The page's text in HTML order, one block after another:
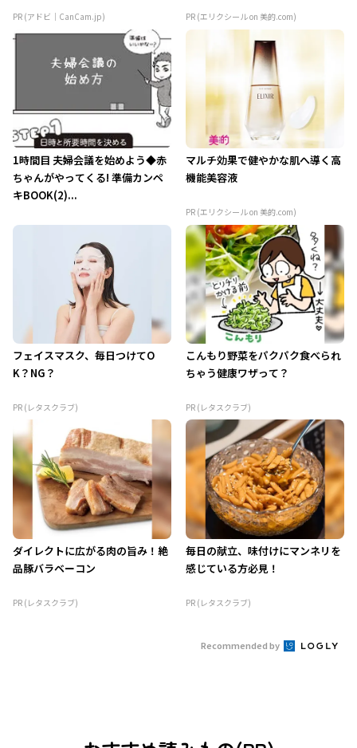
PR (アドビ｜CanCam.jp) PR (エリクシール on 美的.com)
1時間目 夫婦会議を始めよう◆赤
ちゃんがやってくる! 準備カンペ
キBOOK(2)...
マルチ効果で健やかな肌へ導く高
機能美容液
PR (エリクシール on 美的.com)
フェイスマスク、毎日つけてO
K？NG？
PR (レタスクラブ)
こんもり野菜をパクパク食べられ
ちゃう健康ワザって？
PR (レタスクラブ)
ダイレクトに広がる肉の旨み！絶
品豚バラベーコン
PR (レタスクラブ)
毎日の献立、味付けにマンネリを
感じている方必見！
PR (レタスクラブ)
Recommended by